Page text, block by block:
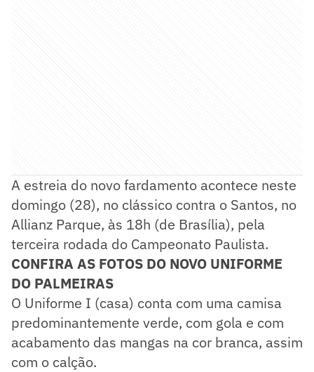
A estreia do novo fardamento acontece neste
domingo (28), no clássico contra o Santos, no
Allianz Parque, às 18h (de Brasília), pela
terceira rodada do Campeonato Paulista.
CONFIRA AS FOTOS DO NOVO UNIFORME
DO PALMEIRAS
O Uniforme I (casa) conta com uma camisa
predominantemente verde, com gola e com
acabamento das mangas na cor branca, assim
com o calção.